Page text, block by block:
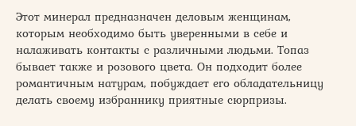
Этот минерал предназначен деловым женщинам,
которым необходимо быть уверенными в себе и
налаживать контакты с различными людьми. Топаз
бывает также и розового цвета. Он подходит более
романтичным натурам, побуждает его обладательницу
делать своему избраннику приятные сюрпризы.